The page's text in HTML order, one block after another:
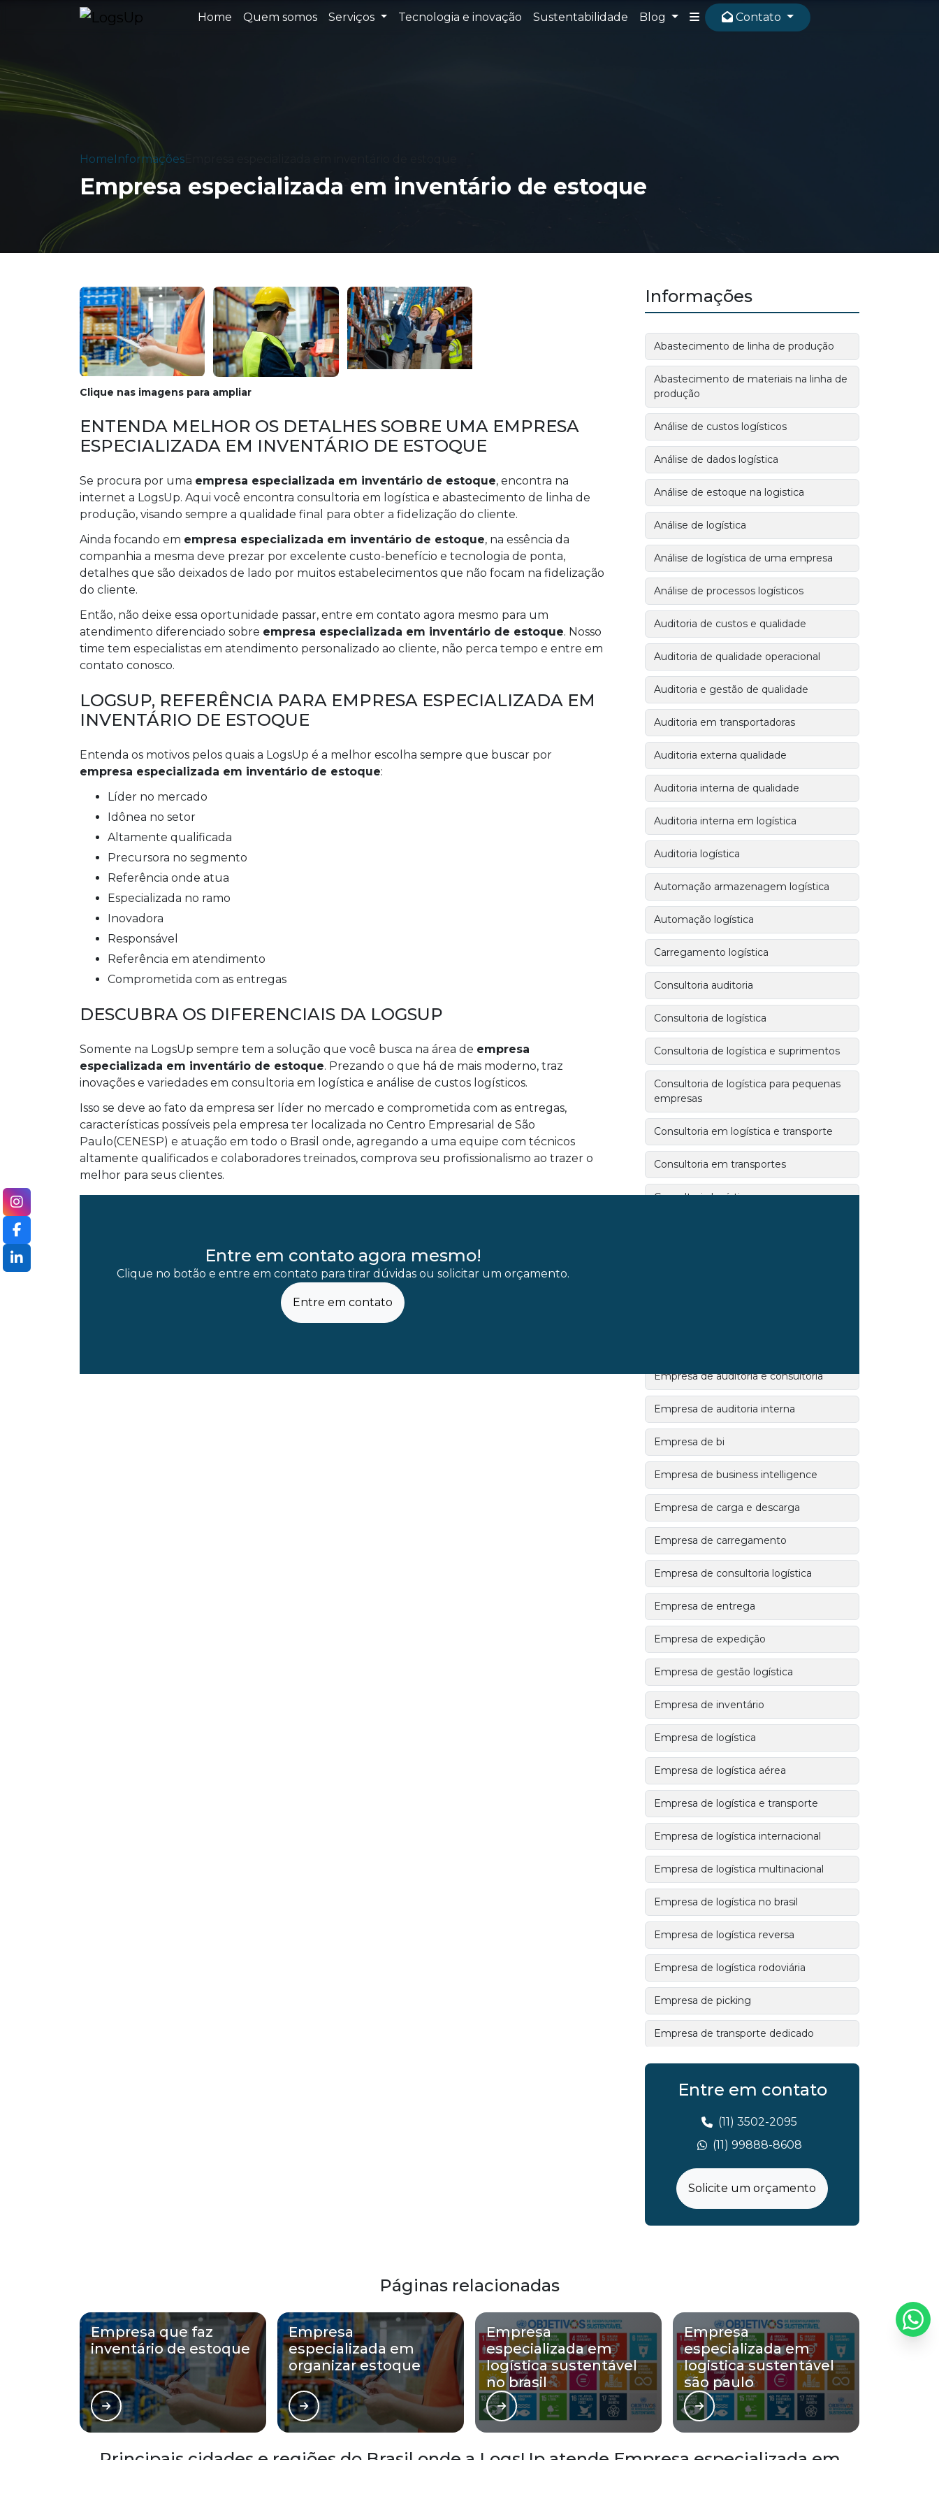
Home Quem somos Tecnologia e inovação Sustentabilidade
Serviços Blog Contato
HomeInformações
Empresa especializada em inventário de estoque
Clique nas imagens para ampliar
ENTENDA MELHOR OS DETALHES SOBRE UMA EMPRESA
ESPECIALIZADA EM INVENTÁRIO DE ESTOQUE
Se procura por uma empresa especializada em inventário de estoque, encontra na
internet a LogsUp. Aqui você encontra consultoria em logística e abastecimento de linha de
produção, visando sempre a qualidade final para obter a fidelização do cliente.
Ainda focando em empresa especializada em inventário de estoque, na essência da
companhia a mesma deve prezar por excelente custo-benefício e tecnologia de ponta,
detalhes que são deixados de lado por muitos estabelecimentos que não focam na fidelização
do cliente.
Então, não deixe essa oportunidade passar, entre em contato agora mesmo para um
atendimento diferenciado sobre empresa especializada em inventário de estoque. Nosso
time tem especialistas em atendimento personalizado ao cliente, não perca tempo e entre em
contato conosco.
LOGSUP, REFERÊNCIA PARA EMPRESA ESPECIALIZADA EM
INVENTÁRIO DE ESTOQUE
Entenda os motivos pelos quais a LogsUp é a melhor escolha sempre que buscar por
empresa especializada em inventário de estoque:
líder no mercado
idônea no setor
altamente qualificada
precursora no segmento
referência onde atua
especializada no ramo
inovadora
responsável
referência em atendimento
comprometida com as entregas
DESCUBRA OS DIFERENCIAIS DA LOGSUP
Somente na LogsUp sempre tem a solução que você busca na área de empresa
especializada em inventário de estoque. Prezando o que há de mais moderno, traz
inovações e variedades em consultoria em logística e análise de custos logísticos.
Isso se deve ao fato da empresa ser líder no mercado e comprometida com as entregas,
características possíveis pela empresa ter localizada no Centro Empresarial de São
Paulo(CENESP) e atuação em todo o Brasil onde, agregando a uma equipe com técnicos
altamente qualificados e colaboradores treinados, comprova seu profissionalismo ao trazer o
melhor para seus clientes.
Entre em contato agora mesmo!
Clique no botão e entre em contato para tirar dúvidas ou solicitar um orçamento.
Entre em contato
Informações
Abastecimento de linha de produção
Abastecimento de materiais na linha de
produção
Análise de custos logísticos
Análise de dados logística
Análise de estoque na logistica
Análise de logística
Análise de logística de uma empresa
Análise de processos logísticos
Auditoria de custos e qualidade
Auditoria de qualidade operacional
Auditoria e gestão de qualidade
Auditoria em transportadoras
Auditoria externa qualidade
Auditoria interna de qualidade
Auditoria interna em logística
Auditoria logística
Automação armazenagem logística
Automação logística
Carregamento logística
Consultoria auditoria
Consultoria de logística
Consultoria de logística e suprimentos
Consultoria de logística para pequenas
empresas
Consultoria em logística e transporte
Consultoria em transportes
Consultoria logística empresa
Empresa de auditoria e consultoria
Empresa de auditoria interna
Empresa de bi
Empresa de business intelligence
Empresa de carga e descarga
Empresa de carregamento
Empresa de consultoria logística
Empresa de entrega
Empresa de expedição
Empresa de gestão logística
Empresa de inventário
Empresa de logística
Empresa de logística aérea
Empresa de logística e transporte
Empresa de logística internacional
Empresa de logística multinacional
Empresa de logística no brasil
Empresa de logística reversa
Empresa de logística rodoviária
Empresa de picking
Empresa de transporte dedicado
Empresa especializada em
armazenagem
Empresa especializada em inventário
de estoque
estoque
Empresa estoque produtos
Empresa terceirizada de entregas
Empresas de almoxarifado e logística
Empresas de auditoria de qualidade
Entre em contato
(11) 3502-2095
(11) 99888-8608
Solicite um orçamento
Páginas relacionadas
Empresa que faz
inventário de estoque
Empresa
especializada em
organizar estoque
Empresa
especializada em
logística sustentável
no brasil
Empresa
especializada em
logistica sustentável
são paulo
Principais cidades e regiões do Brasil onde a LogsUp atende Empresa especializada em